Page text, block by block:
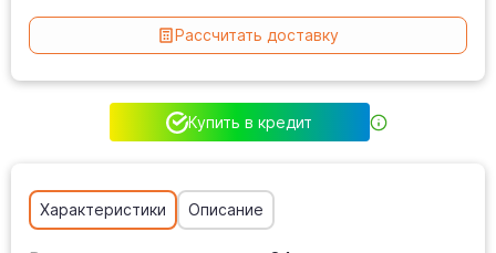
Рассчитать доставку
Купить в кредит
Характеристики Описание